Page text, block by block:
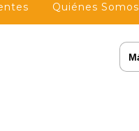
Quiénes Somos